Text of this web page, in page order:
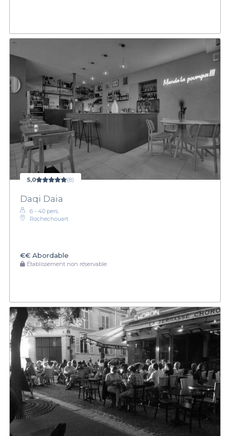
5,0 (8)
Daqi Daia
6 - 40 pers.
Rochechouart
€€ Abordable
Établissement non réservable